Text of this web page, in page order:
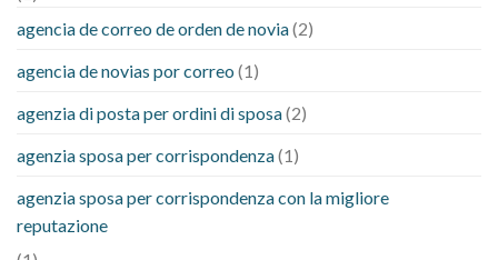
agencia de correo de orden de novia(2)
agencia de novias por correo (1)
agenzia di posta per ordini di sposa(2)
agenzia sposa per corrispondenza(1)
agenzia sposa per corrispondenza con la migliore
reputazione